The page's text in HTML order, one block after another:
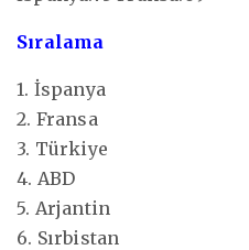
Sıralama
1. İspanya
2. Fransa
3. Türkiye
4. ABD
5. Arjantin
6. Sırbistan